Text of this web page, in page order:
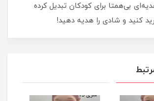
بی‌همتا برای کودکان تبدیل کرده
کنید و شادی را هدیه دهید!